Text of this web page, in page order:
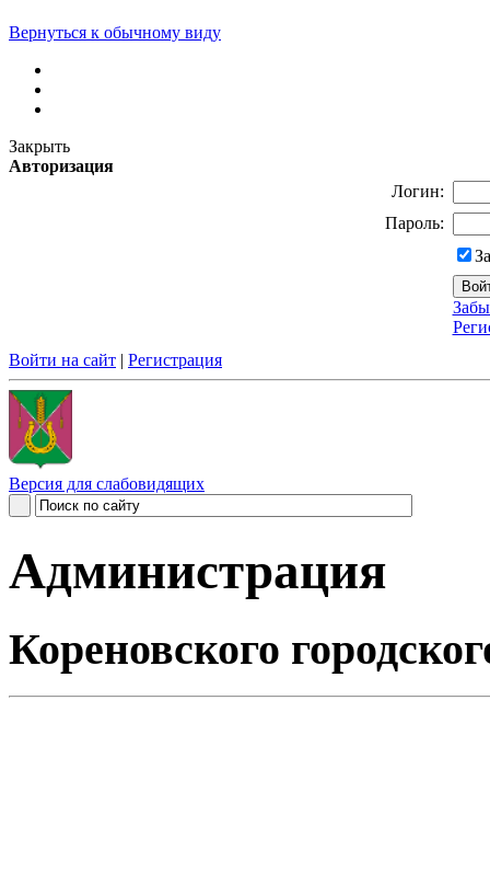
Вернуться к обычному виду
Закрыть
Авторизация
Логин:
Пароль:
Войти на сайт | Регистрация
Версия для слабовидящих
Администрация
Кореновского